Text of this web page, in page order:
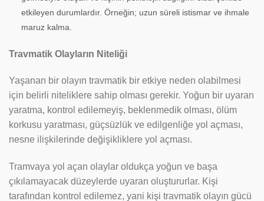
etkileyen durumlardır. Örneğin; uzun süreli istismar ve ihmale
maruz kalma.
Travmatik Olayların Niteliği
Yaşanan bir olayın travmatik bir etkiye neden olabilmesi
için belirli niteliklere sahip olması gerekir. Yoğun bir uyaran
yaratma, kontrol edilemeyiş, beklenmedik olması, ölüm
korkusu yaratması, güçsüzlük ve edilgenliğe yol açması,
nesne ilişkilerinde değişikliklere yol açması.
Tramvaya yol açan olaylar oldukça yoğun ve başa
çıkılamayacak düzeylerde uyaran oluştururlar. Kişi
tarafından kontrol edilemez, yani kişi travmatik olayın gücü